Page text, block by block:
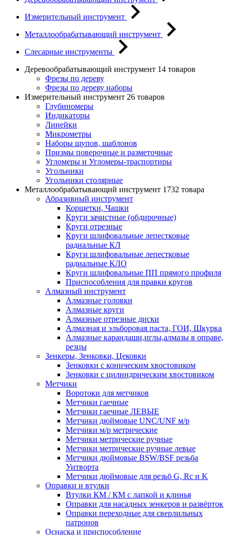
Измерительный инструмент
Металлообрабатывающий инструмент
Слесарные инструменты
Деревообрабатывающий инструмент 14 товаров
Фрезы по дереву
Фрезы по дереву наборы
Измерительный инструмент 26 товаров
Глубиномеры
Индикаторы
Линейки
Микрометры
Наборы щупов, шаблонов
Призмы поверочные и разметочные
Угломеры и Угломеры-траспортиры
Угольники
Угольники столярные
Металлообрабатывающий инструмент 1732 товара
Абразивный инструмент
Корщетки, Чашки
Круги зачистные (обдирочные)
Круги отрезные
Круги шлифовальные лепестковые
радиальные КЛ
Круги шлифовальные лепестковые
радиальные КЛО
Круги шлифовальные ПП прямого профиля
Приспособления для правки кругов
Алмазный инструмент
Алмазные головки
Алмазные круги
Алмазные отрезные диски
Алмазная и эльборовая паста, ГОИ, Шкурка
Алмазные карандаши,иглы,алмазы в оправе,
резцы
Зенкеры, Зенковки, Цековки
Зенковки с коническим хвостовиком
Зенковки с цилиндрическим хвостовиком
Метчики
Воротоки для метчиков
Метчики гаечные
Метчики гаечные ЛЕВЫЕ
Метчики дюймовые UNC/UNF м/р
Метчики м/р метрические
Метчики метрические ручные
Метчики метрические ручные левые
Метчики дюймовые BSW/BSF резьба
Уитворта
Метчики дюймовые для резьб G, Rc и K
Оправки и втулки
Втулки КМ / КМ с лапкой и клинья
Оправки для насадных зенкеров и развёрток
Оправки переходные для сверлильных
патронов
Оснаска и приспособление